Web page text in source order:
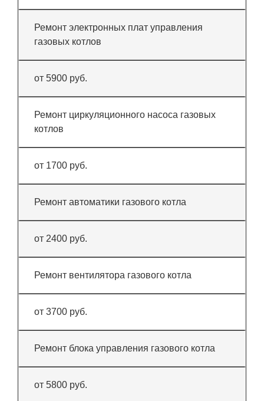
Ремонт электронных плат управления
газовых котлов
от 5900 руб.
Ремонт циркуляционного насоса газовых
котлов
от 1700 руб.
Ремонт автоматики газового котла
от 2400 руб.
Ремонт вентилятора газового котла
от 3700 руб.
Ремонт блока управления газового котла
от 5800 руб.